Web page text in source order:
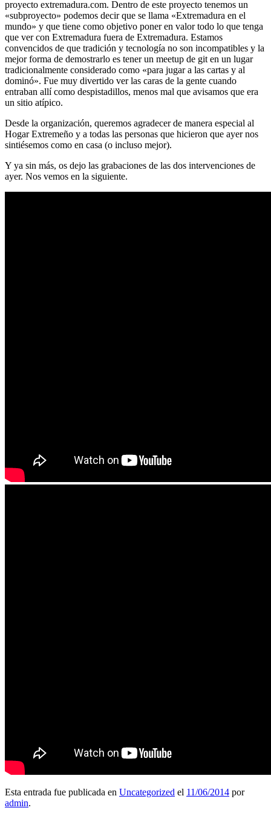
proyecto extremadura.com. Dentro de este proyecto tenemos un
«subproyecto» podemos decir que se llama «Extremadura en el
mundo» y que tiene como objetivo poner en valor todo lo que tenga
que ver con Extremadura fuera de Extremadura. Estamos
convencidos de que tradición y tecnología no son incompatibles y la
mejor forma de demostrarlo es tener un meetup de git en un lugar
tradicionalmente considerado como «para jugar a las cartas y al
dominó». Fue muy divertido ver las caras de la gente cuando
entraban allí como despistadillos, menos mal que avisamos que era
un sitio atípico.
Desde la organización, queremos agradecer de manera especial al
Hogar Extremeño y a todas las personas que hicieron que ayer nos
sintiésemos como en casa (o incluso mejor).
Y ya sin más, os dejo las grabaciones de las dos intervenciones de
ayer. Nos vemos en la siguiente.
Esta entrada fue publicada en Uncategorized el 11/06/2014 por
admin.